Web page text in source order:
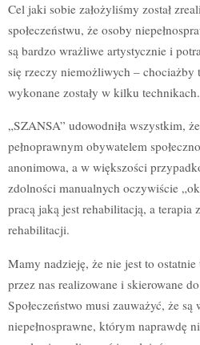
Cel jaki sobie założyliśmy został
społeczeństwu, że osoby
są bardzo wrażliwe artystycznie i
się rzeczy niemożliwych – chociażby
wykonane zostały w kilku technikach.
„SZANSA” udowodniła wszystkim,
pełnoprawnym obywatelem
anonimowa, a w większości
zdolności manualnych oczywiście
pracą jaką jest rehabilitacją, a terapia
rehabilitacji.
Mamy nadzieję, że nie jest to
przez nas realizowane i skierowane
Społeczeństwo musi zauważyć, że są
niepełnosprawne, którym naprawdę